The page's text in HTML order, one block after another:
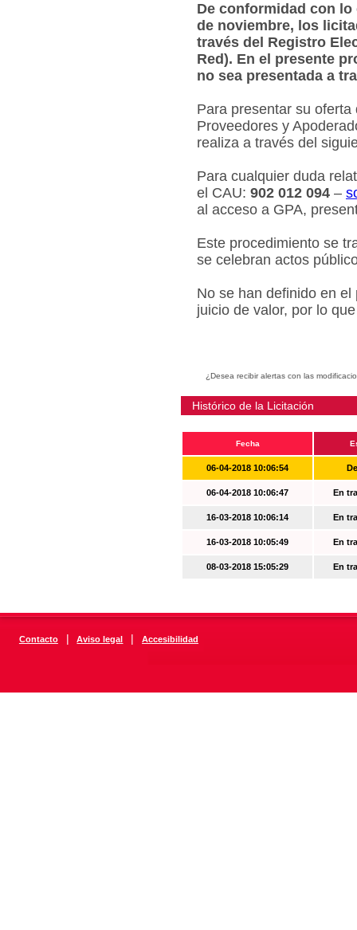
De conformidad con lo
de noviembre, los
través del Registro
Red). En el presente
no sea presentada a
Para presentar su
Proveedores y
realiza a través del
Para cualquier duda
el CAU: 902 012 094 –
al acceso a GPA,
Este procedimiento se
se celebran actos
No se han definido en
juicio de valor, por lo
¿Desea recibir alertas con las
Histórico de la Licitación
Fecha
06-04-2018 10:06:54
06-04-2018 10:06:47 En
16-03-2018 10:06:14 En
16-03-2018 10:05:49 En
08-03-2018 15:05:29 En
Contacto | Aviso legal | Accesibilidad